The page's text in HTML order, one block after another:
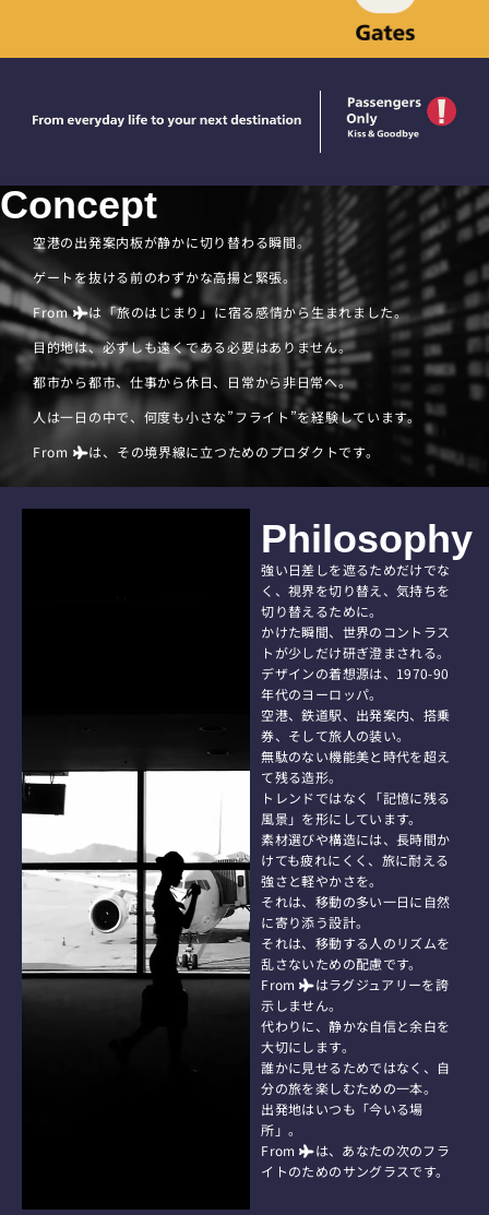
Concept
空港の出発案内板が静かに切り替わる瞬間。
ゲートを抜ける前のわずかな高揚と緊張。
From
は「旅のはじまり」に宿る感情から生まれました。
目的地は、必ずしも遠くである必要はありません。
都市から都市、仕事から休日、日常から非日常へ。
人は一日の中で、何度も小さな”フライト”を経験しています。
From
は、その境界線に立つためのプロダクトです。
Philosophy
強い日差しを遮るためだけでな
く、視界を切り替え、気持ちを
切り替えるために。
かけた瞬間、世界のコントラス
トが少しだけ研ぎ澄まされる。
デザインの着想源は、1970-90
年代のヨーロッパ。
空港、鉄道駅、出発案内、搭乗
券、そして旅人の装い。
無駄のない機能美と時代を超え
て残る造形。
トレンドではなく「記憶に残る
風景」を形にしています。
素材選びや構造には、長時間か
けても疲れにくく、旅に耐える
強さと軽やかさを。
それは、移動の多い一日に自然
に寄り添う設計。
それは、移動する人のリズムを
乱さないための配慮です。
From
はラグジュアリーを誇
示しません。
代わりに、静かな自信と余白を
大切にします。
誰かに見せるためではなく、自
分の旅を楽しむための一本。
出発地はいつも「今いる場
所」。
From
は、あなたの次のフラ
イトのためのサングラスです。